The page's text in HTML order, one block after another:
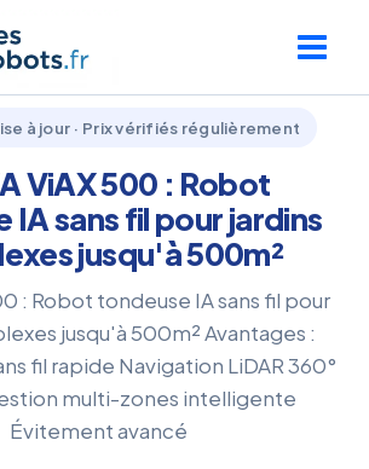
à jour · Prix vérifiés régulièrement
ViAX 500 : Robot
IA sans fil pour jardins
jusqu'à 500m²
: Robot tondeuse IA sans fil pour
jusqu'à 500m² Avantages :
fil rapide Navigation LiDAR 360°
multi-zones intelligente
Évitement avancé